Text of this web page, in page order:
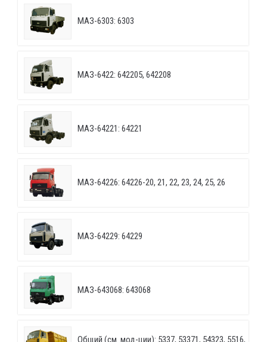
МАЗ-6303: 6303
МАЗ-6422: 642205, 642208
МАЗ-64221: 64221
МАЗ-64226: 64226-20, 21, 22, 23, 24, 25, 26
МАЗ-64229: 64229
МАЗ-643068: 643068